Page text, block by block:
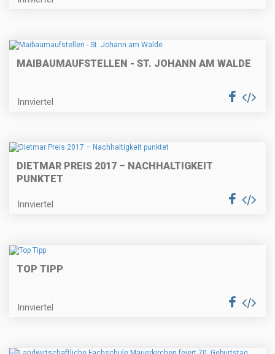
MAIBAUMAUFSTELLEN - ST. JOHANN AM WALDE
Innviertel
DIETMAR PREIS 2017 – NACHHALTIGKEIT
PUNKTET
Innviertel
TOP TIPP
Innviertel